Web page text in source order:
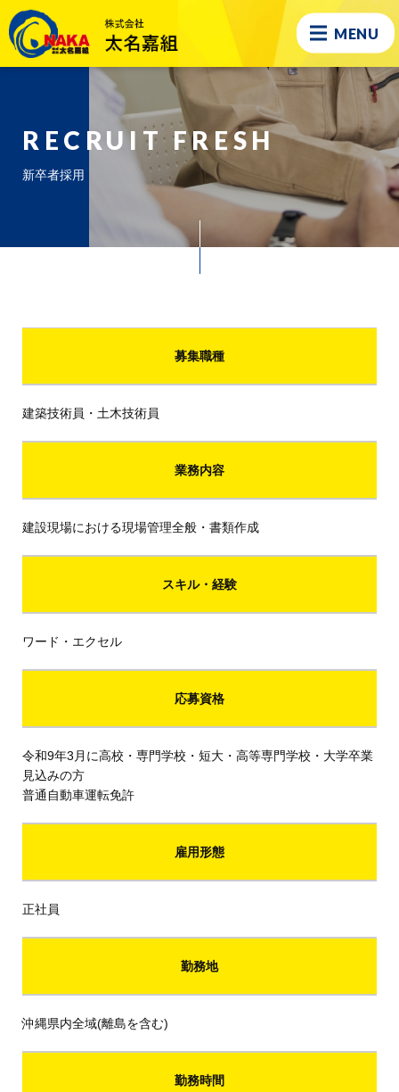
MENU
RECRUIT FRESH
新卒者採用
募集職種
建築技術員・土木技術員
業務内容
建設現場における現場管理全般・書類作成
スキル・経験
ワード・エクセル
応募資格
令和9年3月に高校・専門学校・短大・高等専門学校・大学卒業
見込みの方
普通自動車運転免許
雇用形態
正社員
勤務地
沖縄県内全域(離島を含む)
勤務時間